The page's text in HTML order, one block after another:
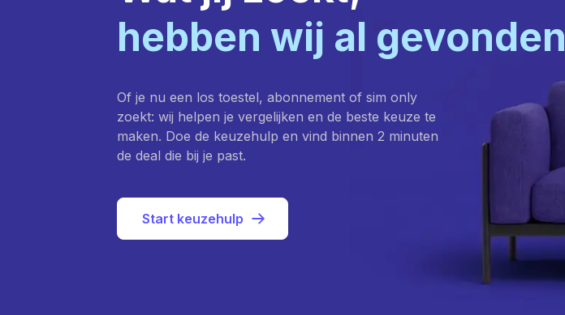
hebben wij al gevonden
Of je nu een los toestel, abonnement of sim only
zoekt: wij helpen je vergelijken en de beste keuze te
maken. Doe de keuzehulp en vind binnen 2 minuten
de deal die bij je past.
Start keuzehulp